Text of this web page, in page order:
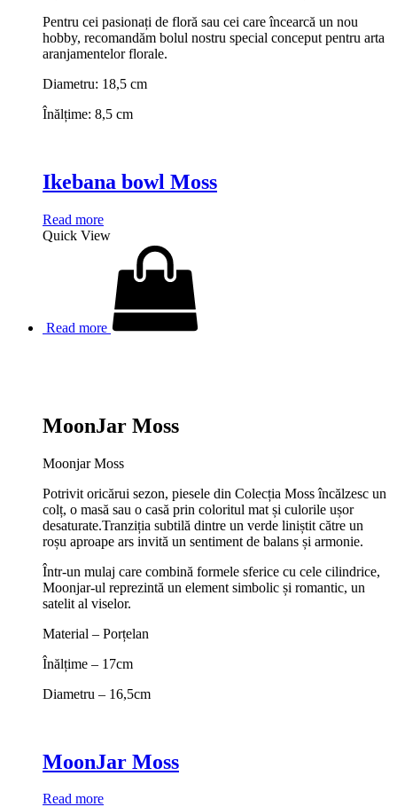
Pentru cei pasionați de floră sau cei care încearcă un nou
hobby, recomandăm bolul nostru special conceput pentru arta
aranjamentelor florale.
Diametru: 18,5 cm
Înălțime: 8,5 cm
Ikebana bowl Moss
Read more
Quick View
Read more
MoonJar Moss
Moonjar Moss
Potrivit oricărui sezon, piesele din Colecția Moss încălzesc un
colț, o masă sau o casă prin coloritul mat și culorile ușor
desaturate.Tranziția subtilă dintre un verde liniștit către un
roșu aproape ars invită un sentiment de balans și armonie.
Într-un mulaj care combină formele sferice cu cele cilindrice,
Moonjar-ul reprezintă un element simbolic și romantic, un
satelit al viselor.
Material – Porțelan
Înălțime – 17cm
Diametru – 16,5cm
MoonJar Moss
Read more